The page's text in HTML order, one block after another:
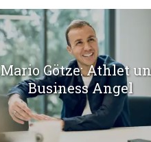
Mario Götze: Athlet
Business Angel